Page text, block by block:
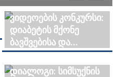
ვიდეოების კონკურსი:
დიაბეტის მქონე
ბავშვებისა და...
დიალოგი: სიმსუქნის